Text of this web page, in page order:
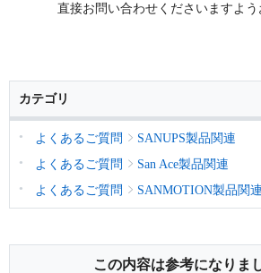
直接お問い合わせくださいますよう
カテゴリ
よくあるご質問
SANUPS製品関連
よくあるご質問
San Ace製品関連
よくあるご質問
SANMOTION製品関連
この内容は参考になりま